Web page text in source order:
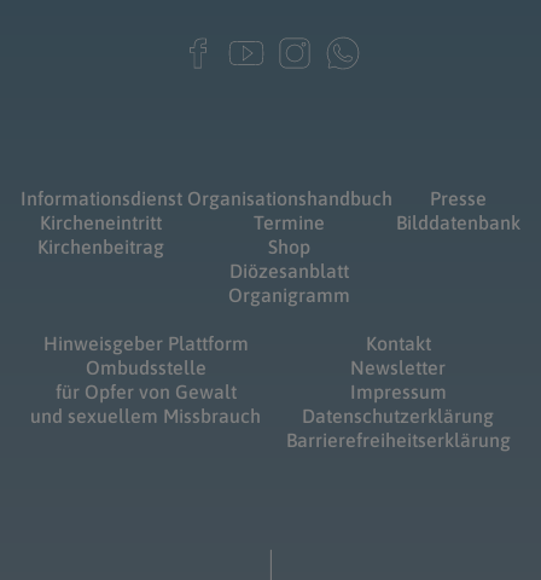
Informationsdienst
Kircheneintritt
Kirchenbeitrag
Organisationshandbuch
Termine
Shop
Diözesanblatt
Organigramm
Presse
Bilddatenbank
Hinweisgeber Plattform
Ombudsstelle
für Opfer von Gewalt
und sexuellem Missbrauch
Kontakt
Newsletter
Impressum
Datenschutzerklärung
Barrierefreiheitserklärung